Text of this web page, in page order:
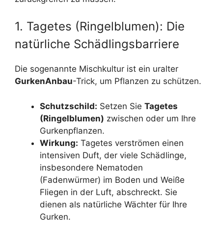
1. Tagetes (Ringelblumen): Die
natürliche Schädlingsbarriere
Die sogenannte Mischkultur ist ein uralter
GurkenAnbau-Trick, um Pflanzen zu schützen.
Schutzschild: Setzen Sie Tagetes
(Ringelblumen) zwischen oder um Ihre
Gurkenpflanzen.
Wirkung: Tagetes verströmen einen
intensiven Duft, der viele Schädlinge,
insbesondere Nematoden
(Fadenwürmer) im Boden und Weiße
Fliegen in der Luft, abschreckt. Sie
dienen als natürliche Wächter für Ihre
Gurken.